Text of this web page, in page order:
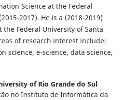
Science at the Federal
2017). He is a (2018-2019)
Federal University of Santa
of research interest include:
science, e-science, data science,
of Rio Grande do Sul
no Instituto de Informática da